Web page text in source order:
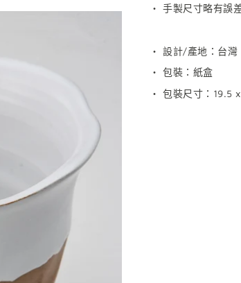
‧ 手製尺寸略有誤
‧ 設計/產地：台灣
‧ 包裝：紙盒
‧ 包裝尺寸： 19.5